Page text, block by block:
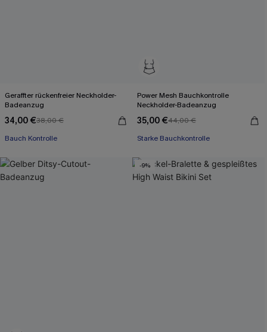
Geraffter rückenfreier Neckholder-
Badeanzug
34,00 €38,00 €
Bauch Kontrolle
Power Mesh Bauchkontrolle
Neckholder-Badeanzug
35,00 €44,00 €
Starke Bauchkontrolle
-9%